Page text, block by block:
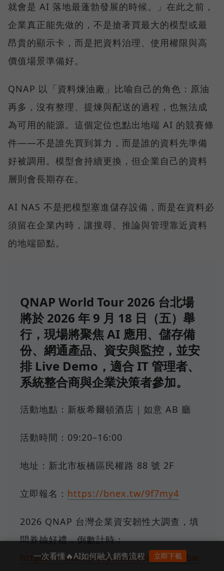
就會是 AI 落地最蓬勃發展的時候。」在此之前，
企業真正能先做的，不是搶著買最大的模型或最
昂貴的顯示卡，而是把資料治理、使用權限與高
價值場景準備好。
QNAP 以「資料煉油廠」比喻自己的角色：原油
再多，沒有整理、提煉與配送的過程，也無法成
為可用的能源。這個定位也點出地端 AI 的競賽條
件——不是誰先買到算力，而是誰的資料先準備
好被調用。模型會持續更換，但企業自己的資料
層則會長期存在。
AI NAS 不是把模型塞進儲存設備，而是在資料必
須留在企業內時，讓搜尋、推論與管理靠近資料
的地端節點。
QNAP World Tour 2026 台北場
將於 2026 年 9 月 18 日（五）舉
行，現場將聚焦 AI 應用、儲存備
份、網通產品、資安與監控，並安
排 Live Demo，適合 IT 管理者、
系統整合商與企業決策者參加。
活動地點：新板希爾頓酒店｜如意 AB 廳
活動時間：09:20–16:00
地址：新北市板橋區民權路 88 號 2F
立即報名： https://bnex.tw/9f7my4
2026 QNAP 台灣企業資安韌性大調查，填
問券抽好禮，倒數計時：
https://www.surveycake.com/s/q4abw
一次看懂🔥AI如何融入銷售流程 立即下載